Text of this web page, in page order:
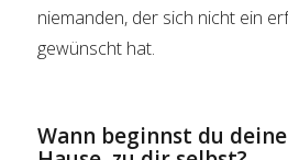
niemanden, der sich nicht ein
gewünscht hat.
Wann beginnst du deine